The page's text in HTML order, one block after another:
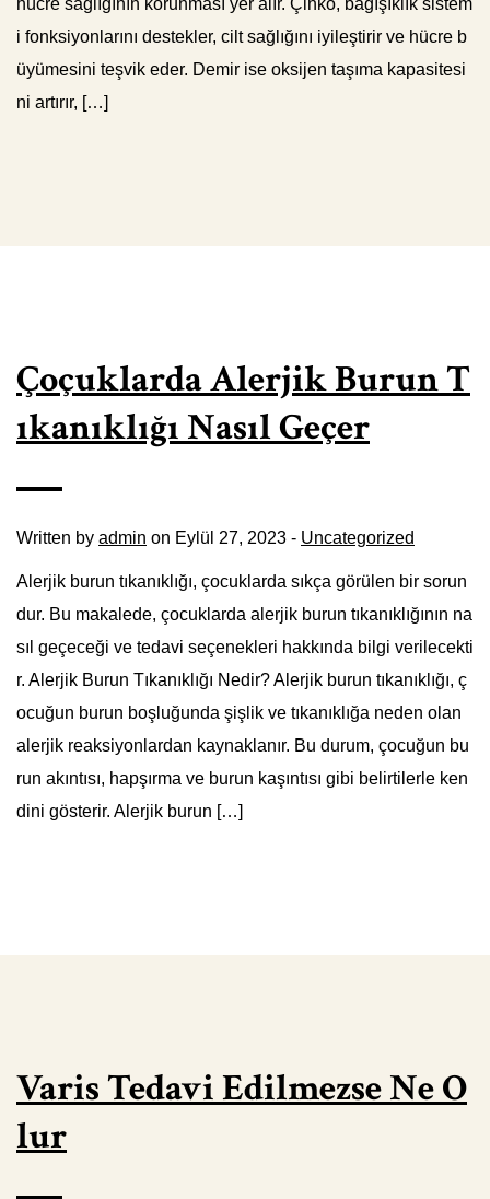
hücre sağlığının korunması yer alır. Çinko, bağışıklık sistem
i fonksiyonlarını destekler, cilt sağlığını iyileştirir ve hücre b
üyümesini teşvik eder. Demir ise oksijen taşıma kapasitesi
ni artırır, […]
Çoçuklarda Alerjik Burun T
ıkanıklığı Nasıl Geçer
Written by admin on Eylül 27, 2023 - Uncategorized
Alerjik burun tıkanıklığı, çocuklarda sıkça görülen bir sorun
dur. Bu makalede, çocuklarda alerjik burun tıkanıklığının na
sıl geçeceği ve tedavi seçenekleri hakkında bilgi verilecekti
r. Alerjik Burun Tıkanıklığı Nedir? Alerjik burun tıkanıklığı, ç
ocuğun burun boşluğunda şişlik ve tıkanıklığa neden olan
alerjik reaksiyonlardan kaynaklanır. Bu durum, çocuğun bu
run akıntısı, hapşırma ve burun kaşıntısı gibi belirtilerle ken
dini gösterir. Alerjik burun […]
Varis Tedavi Edilmezse Ne O
lur